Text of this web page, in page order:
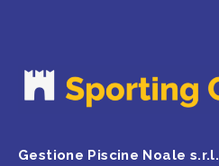
Gestione Piscine Noale s.r.l.